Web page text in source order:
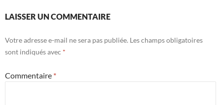
LAISSER UN COMMENTAIRE
Votre adresse e-mail ne sera pas publiée. Les champs obligatoires
sont indiqués avec *
Commentaire *